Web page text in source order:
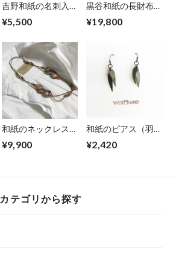
吉野和紙の名刺入れ
¥5,500
黒谷和紙の長財布
¥19,800
和紙のネックレス
¥9,900
和紙のピアス（羽）
¥2,420
カテゴリから探す